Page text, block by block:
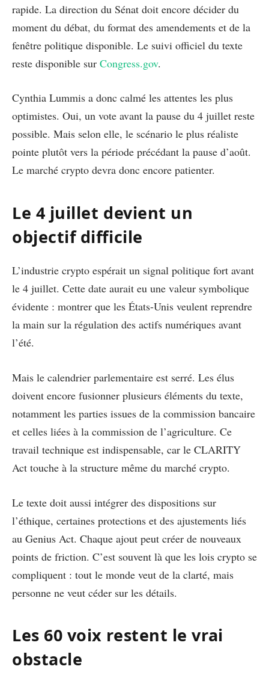
rapide. La direction du Sénat doit encore décider du
moment du débat, du format des amendements et de la
fenêtre politique disponible. Le suivi officiel du texte
reste disponible sur Congress.gov.
Cynthia Lummis a donc calmé les attentes les plus
optimistes. Oui, un vote avant la pause du 4 juillet reste
possible. Mais selon elle, le scénario le plus réaliste
pointe plutôt vers la période précédant la pause d’août.
Le marché crypto devra donc encore patienter.
Le 4 juillet devient un
objectif difficile
L’industrie crypto espérait un signal politique fort avant
le 4 juillet. Cette date aurait eu une valeur symbolique
évidente : montrer que les États-Unis veulent reprendre
la main sur la régulation des actifs numériques avant
l’été.
Mais le calendrier parlementaire est serré. Les élus
doivent encore fusionner plusieurs éléments du texte,
notamment les parties issues de la commission bancaire
et celles liées à la commission de l’agriculture. Ce
travail technique est indispensable, car le CLARITY
Act touche à la structure même du marché crypto.
Le texte doit aussi intégrer des dispositions sur
l’éthique, certaines protections et des ajustements liés
au Genius Act. Chaque ajout peut créer de nouveaux
points de friction. C’est souvent là que les lois crypto se
compliquent : tout le monde veut de la clarté, mais
personne ne veut céder sur les détails.
Les 60 voix restent le vrai
obstacle